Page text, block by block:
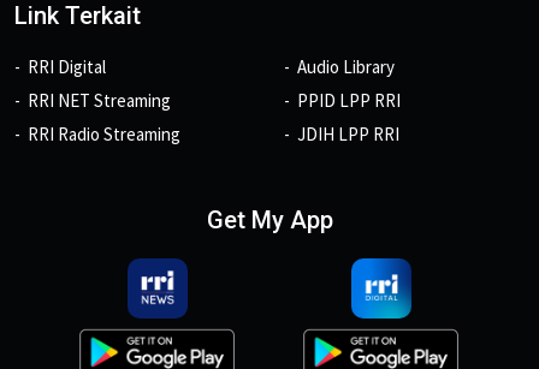
Link Terkait
RRI Digital
RRI NET Streaming
RRI Radio Streaming
Audio Library
PPID LPP RRI
JDIH LPP RRI
Get My App